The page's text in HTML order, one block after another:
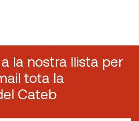
la nostra llista per
tota la
Cateb